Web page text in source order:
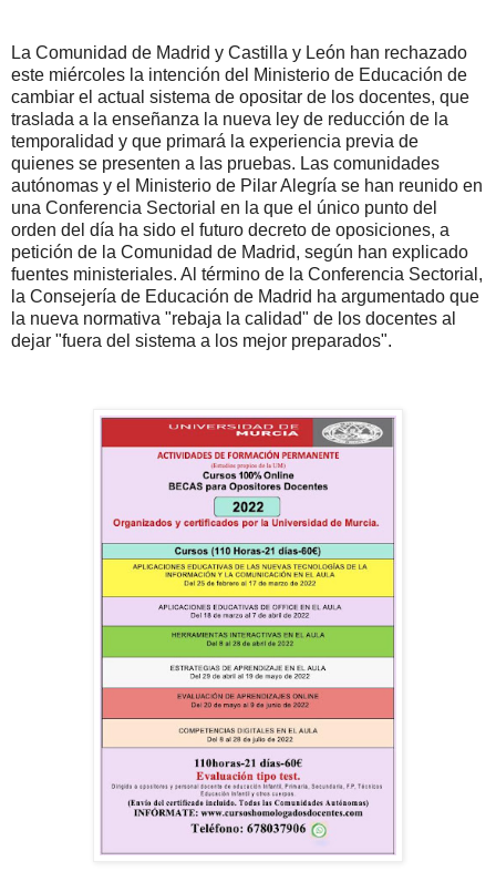
La Comunidad de Madrid y Castilla y León han rechazado
este miércoles la intención del Ministerio de Educación de
cambiar el actual sistema de opositar de los docentes, que
traslada a la enseñanza la nueva ley de reducción de la
temporalidad y que primará la experiencia previa de
quienes se presenten a las pruebas. Las comunidades
autónomas y el Ministerio de Pilar Alegría se han reunido en
una Conferencia Sectorial en la que el único punto del
orden del día ha sido el futuro decreto de oposiciones, a
petición de la Comunidad de Madrid, según han explicado
fuentes ministeriales. Al término de la Conferencia Sectorial,
la Consejería de Educación de Madrid ha argumentado que
la nueva normativa "rebaja la calidad" de los docentes al
dejar "fuera del sistema a los mejor preparados".